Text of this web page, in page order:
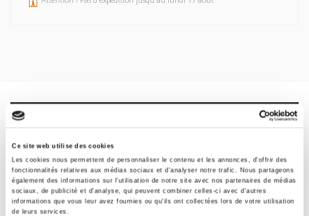
Ce site web utilise des cookies
Les cookies nous permettent de personnaliser le contenu et les annonces, d'offrir des
fonctionnalités relatives aux médias sociaux et d'analyser notre trafic. Nous partageons
également des informations sur l'utilisation de notre site avec nos partenaires de médias
sociaux, de publicité et d'analyse, qui peuvent combiner celles-ci avec d'autres
informations que vous leur avez fournies ou qu'ils ont collectées lors de votre utilisation
de leurs services.
Formats
Sommaire